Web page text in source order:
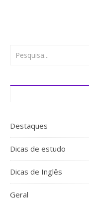
Destaques
Dicas de estudo
Dicas de Inglês
Geral